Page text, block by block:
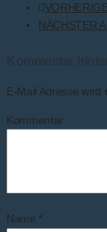
NÄCHSTER
E-Mail Adresse wird
Kommentar
Name *